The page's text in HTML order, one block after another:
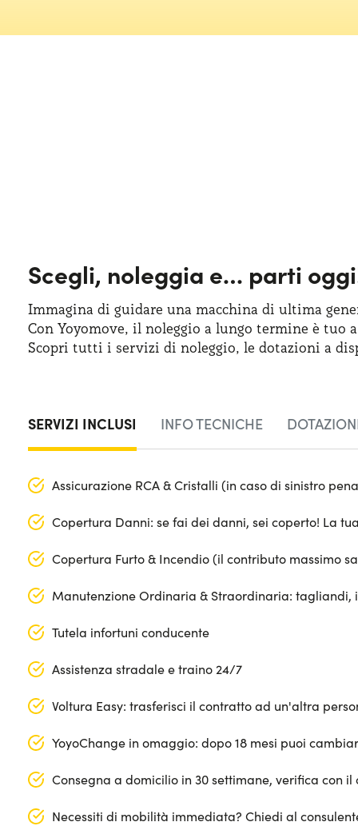
Scegli, noleggia e… parti
Immagina di guidare una macchina di ultima
Con Yoyomove, il noleggio a lungo termine è tuo
Scopri tutti i servizi di noleggio, le dotazioni a
SERVIZI INCLUSI INFO TECNICHE
Assicurazione RCA & Cristalli (in caso di sinistro
Copertura Danni: se fai dei danni, sei coperto! La
Copertura Furto & Incendio (il contributo massimo
Manutenzione Ordinaria & Straordinaria: tagliandi,
Tutela infortuni conducente
Assistenza stradale e traino 24/7
Voltura Easy: trasferisci il contratto ad un'altra
YoyoChange in omaggio: dopo 18 mesi puoi
Consegna a domicilio in 30 settimane, verifica con
Necessiti di mobilità immediata? Chiedi al